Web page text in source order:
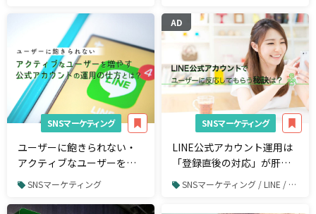
SNSマーケティング
ユーザーに飽きられない・
アクティブなユーザーを増
やす公式アカウントの運用
SNSマーケティング
AD
SNSマーケティング
LINE公式アカウント運用は
「登録直後の対応」が肝！
離脱率90%→20%を実現し
た集客に繋がる適切なアプ
SNSマーケティング / LINE / LINE運用